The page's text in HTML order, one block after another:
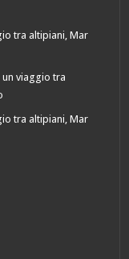
tra altipiani, Mar
un viaggio tra
tra altipiani, Mar